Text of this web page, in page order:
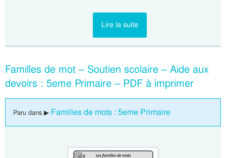
Lire la suite
Familles de mot – Soutien scolaire – Aide aux
devoirs : 5eme Primaire – PDF à imprimer
Paru dans ▶ Familles de mots : 5eme Primaire